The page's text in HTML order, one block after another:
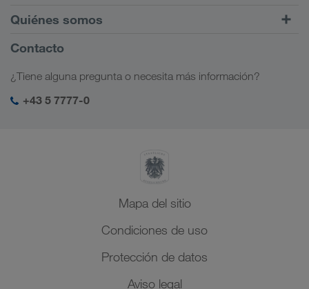
Portal de clientes CONNECT
Soluciones digitales
Soluciones para diferentes sectores
Europa
Cáucaso
Asia Central
Oriente Medio
Quiénes somos
Información sobre la empresa
Responsabilidad social
Management SHEQ
Contacto
¿Tiene alguna pregunta o necesita más información?
+43 5 7777-0
Mapa del sitio
Condiciones de uso
Protección de datos
Aviso legal